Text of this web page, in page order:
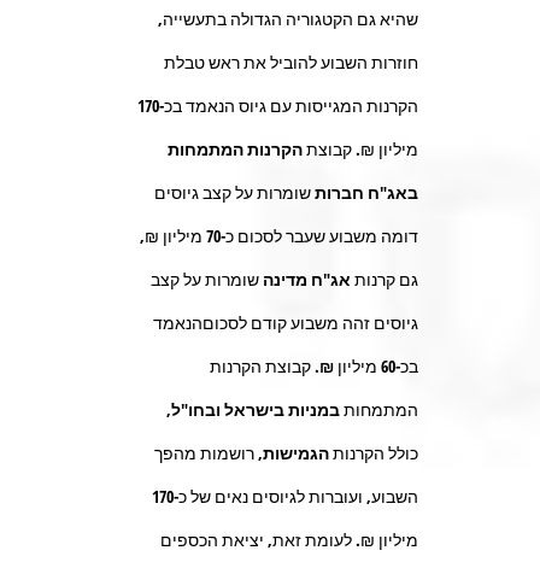
שהיא גם הקטגוריה הגדולה בתעשייה,
חוזרות השבוע להוביל את ראש טבלת
הקרנות המגייסות עם גיוס הנאמד בכ-170
מיליון ₪. קבוצתהקרנות המתמחות
באג"ח חברותשומרות על קצב גיוסים
דומה משבוע שעבר לסכום כ-70 מיליון ₪,
גם קרנות אג"ח מדינה שומרות על קצב
גיוסים זהה משבוע קודם לסכוםהנאמד
בכ-60 מיליון ₪.קבוצת הקרנות
המתמחותבמניות בישראל ובחו"ל,
כולל הקרנותהגמישות, רושמות מהפך
השבוע, ועוברות לגיוסים נאים של כ-170
מיליון ₪. לעומת זאת, יציאת הכספים